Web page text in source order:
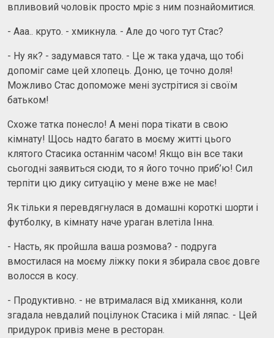
впливовий чоловік просто мріє з ним познайомитися.
- Ааа.. круто. - хмикнула. - Але до чого тут Стас?
- Ну як? - задумався тато. - Це ж така удача, що тобі
допоміг саме цей хлопець. Доню, це точно доля!
Можливо Стас допоможе мені зустрітися зі своїм
батьком!
Схоже татка понесло! А мені пора тікати в свою
кімнату! Щось надто багато в моєму житті цього
клятого Стасика останнім часом! Якщо він все таки
сьогодні заявиться сюди, то я його точно приб’ю! Сил
терпіти цю дику ситуацію у мене вже не має!
Як тільки я перевдягнулася в домашні короткі шорти і
футболку, в кімнату наче ураган влетіла Інна.
- Насть, як пройшла ваша розмова? - подруга
вмостилася на моєму ліжку поки я збирала своє довге
волосся в косу.
- Продуктивно. - не втрималася від хмикання, коли
згадала невдалий поцілунок Стасика і мій ляпас. - Цей
придурок привіз мене в ресторан.